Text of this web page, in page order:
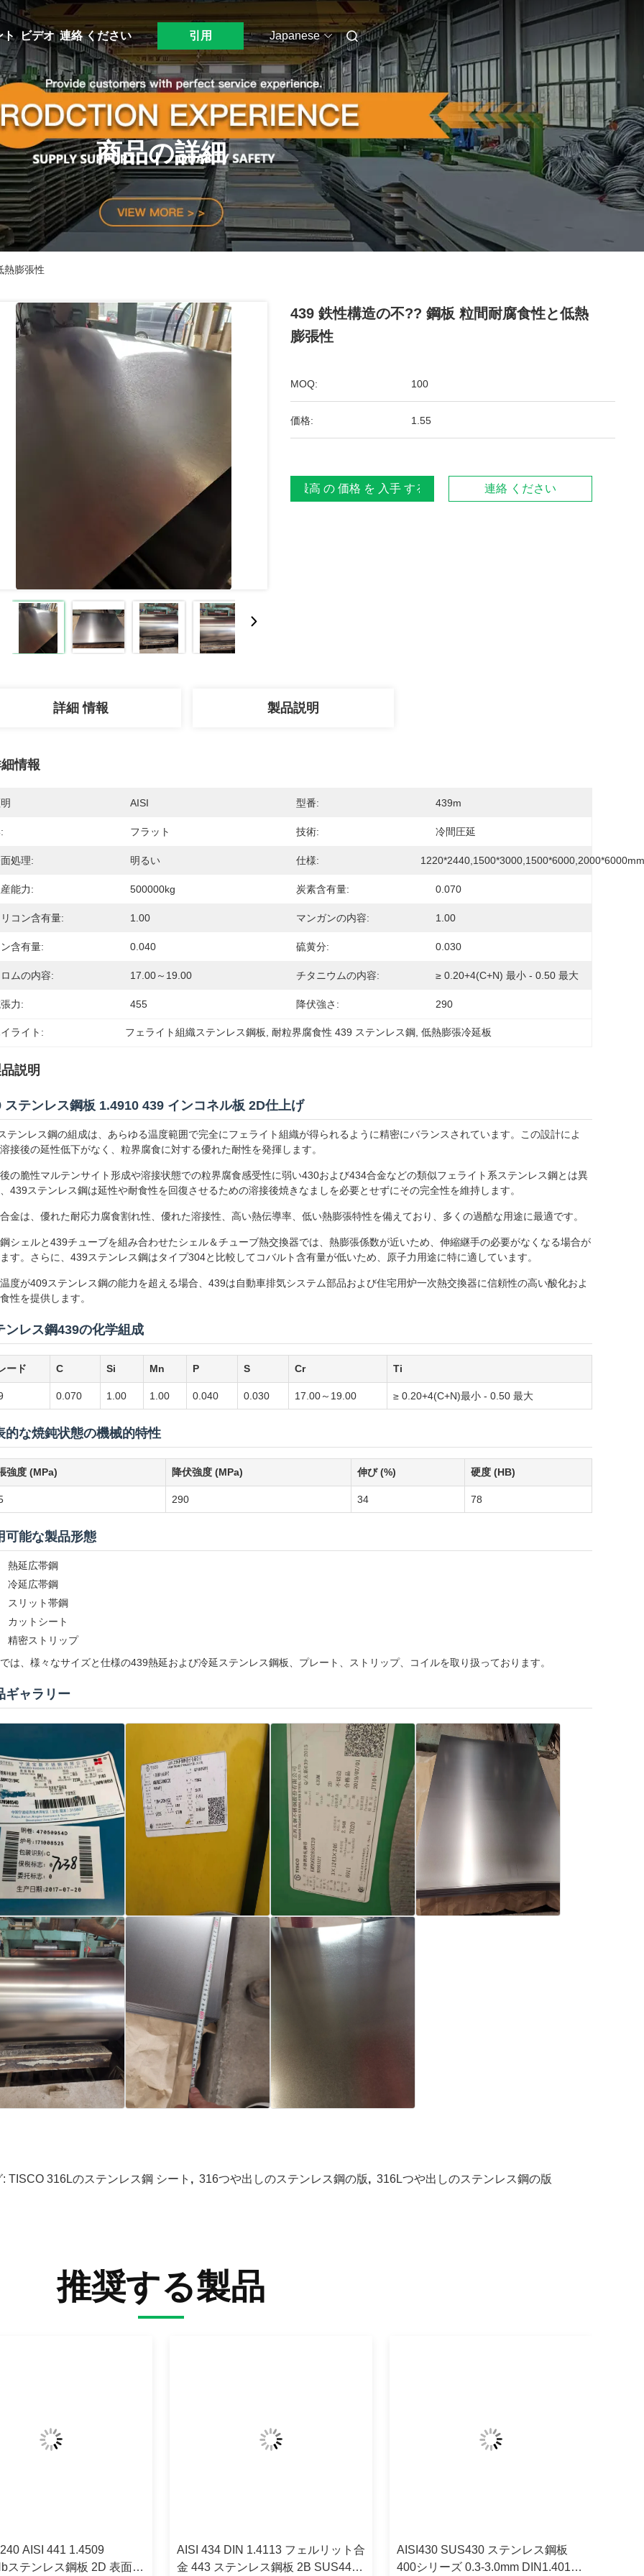
ト ビデオ 連絡 ください 引用 Japanese
商品の詳細
熱膨張性
439 鉄性構造の不?? 鋼板 粒間耐腐食性と低熱
膨張性
MOQ: 100
価格: 1.55
最高 の 価格 を 入手 する 連絡 ください
詳細 情報 製品説明
情報
AISI 型番: 439m
フラット 技術: 冷間圧延
処理: 明るい 仕様: 1220*2440,1500*3000,1500*6000,2000*6000mm
能力: 500000kg 炭素含有量: 0.070
コン含有量: 1.00 マンガンの内容: 1.00
含有量: 0.040 硫黄分: 0.030
ムの内容: 17.00～19.00 チタニウムの内容: ≥ 0.20+4(C+N) 最小 - 0.50 最大
力: 455 降伏強さ: 290
ライト: フェライト組織ステンレス鋼板 , 耐粒界腐食性 439 ステンレス鋼 , 低熱膨張冷延板
説明
ステンレス鋼板 1.4910 439 インコネル板 2D仕上げ
テンレス鋼の組成は、あらゆる温度範囲で完全にフェライト組織が得られるように精密にバランスされています。この設計によ
接後の延性低下がなく、粒界腐食に対する優れた耐性を発揮します。
の脆性マルテンサイト形成や溶接状態での粒界腐食感受性に弱い430および434合金などの類似フェライト系ステンレス鋼とは異
439ステンレス鋼は延性や耐食性を回復させるための溶接後焼きなましを必要とせずにその完全性を維持します。
金は、優れた耐応力腐食割れ性、優れた溶接性、高い熱伝導率、低い熱膨張特性を備えており、多くの過酷な用途に最適です。
シェルと439チューブを組み合わせたシェル＆チューブ熱交換器では、熱膨張係数が近いため、伸縮継手の必要がなくなる場合が
す。さらに、439ステンレス鋼はタイプ304と比較してコバルト含有量が低いため、原子力用途に特に適しています。
度が409ステンレス鋼の能力を超える場合、439は自動車排気システム部品および住宅用炉一次熱交換器に信頼性の高い酸化およ
性を提供します。
ンレス鋼439の化学組成
ード C Si Mn P S Cr Ti
0.070 1.00 1.00 0.040 0.030 17.00～19.00 ≥ 0.20+4(C+N)最小 - 0.50 最大
的な焼鈍状態の機械的特性
強度 (MPa) 降伏強度 (MPa) 伸び (%) 硬度 (HB)
290 34 78
可能な製品形態
熱延広帯鋼
冷延広帯鋼
スリット帯鋼
カットシート
精密ストリップ
は、様々なサイズと仕様の439熱延および冷延ステンレス鋼板、プレート、ストリップ、コイルを取り扱っております。
ギャラリー
: TISCO 316Lのステンレス鋼 シート , 316つや出しのステンレス鋼の版, 316Lつや出しのステンレス鋼の版
推奨する製品
AISI 441 1.4509
ステンレス鋼板 2D 表面
AISI 434 DIN 1.4113 フェルリット合
金 443 ステンレス鋼板 2B SUS443
AISI430 SUS430 ステンレス鋼板
400シリーズ 0.3-3.0mm DIN1.4016